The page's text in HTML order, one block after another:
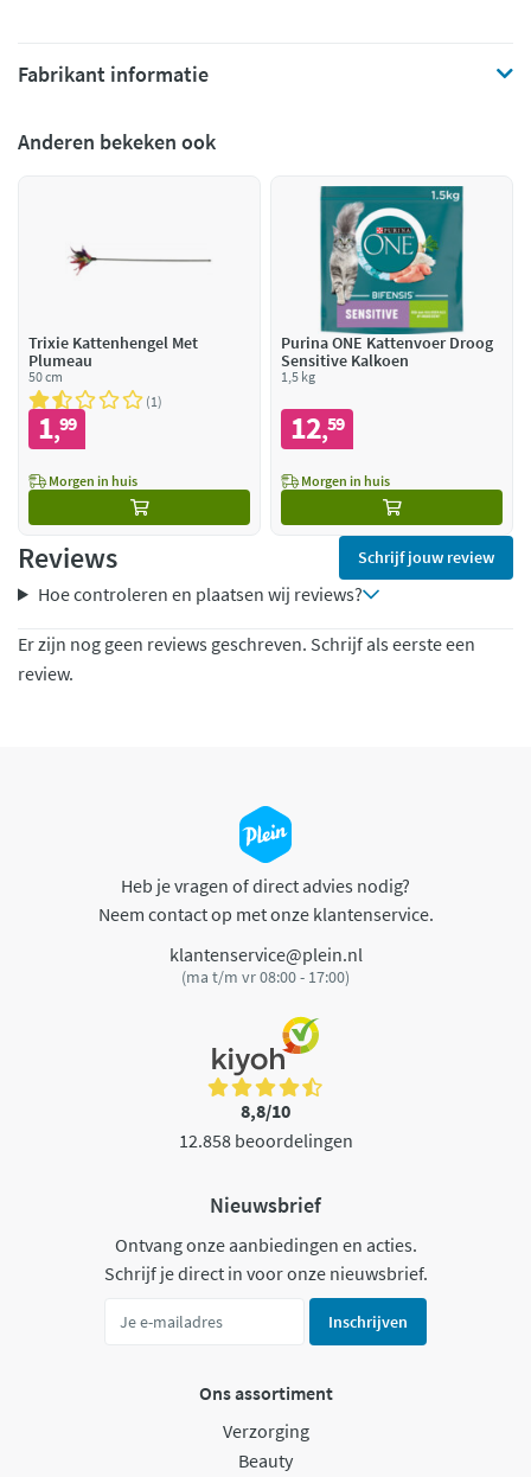
Fabrikant informatie
Anderen bekeken ook
Trixie Kattenhengel Met
Plumeau
50 cm
1
1,99
Morgen in huis
Purina ONE Kattenvoer Droog
Sensitive Kalkoen
1,5 kg
12,59
Morgen in huis
Reviews Schrijf jouw review
Hoe controleren en plaatsen wij reviews?
Er zijn nog geen reviews geschreven. Schrijf als eerste een
review.
Heb je vragen of direct advies nodig?
Neem contact op met onze klantenservice.
klantenservice@plein.nl
(ma t/m vr 08:00 - 17:00)
8,8/10
12.858 beoordelingen
Nieuwsbrief
Ontvang onze aanbiedingen en acties.
Schrijf je direct in voor onze nieuwsbrief.
Inschrijven
Ons assortiment
Verzorging
Beauty